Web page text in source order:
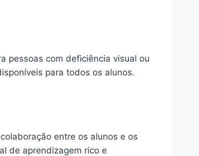
pessoas com deficiência visual ou
para todos os alunos.
entre os alunos e os
de aprendizagem rico e